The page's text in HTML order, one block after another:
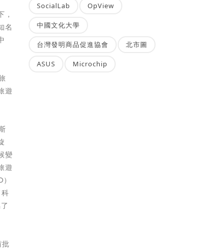
名
遊
變
遊
SocialLab OpView
中國文化大學
台灣發明商品促進協會 北市圖
ASUS Microchip